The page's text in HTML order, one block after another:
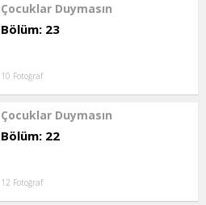
Çocuklar Duymasın
Bölüm: 23
10 Fotoğraf
Çocuklar Duymasın
Bölüm: 22
12 Fotoğraf